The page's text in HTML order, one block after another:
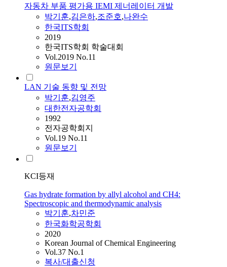
자동차 부품 평가용 IEMI 제너레이터 개발
박기훈,김은하,조준호,나완수
한국ITS학회
2019
한국ITS학회 학술대회
Vol.2019 No.11
원문보기
LAN 기술 동향 및 전망
박기훈,김영주
대한전자공학회
1992
전자공학회지
Vol.19 No.11
원문보기
KCI등재
Gas hydrate formation by allyl alcohol and CH4:
Spectroscopic and thermodynamic analysis
박기훈,차민준
한국화학공학회
2020
Korean Journal of Chemical Engineering
Vol.37 No.1
복사/대출신청